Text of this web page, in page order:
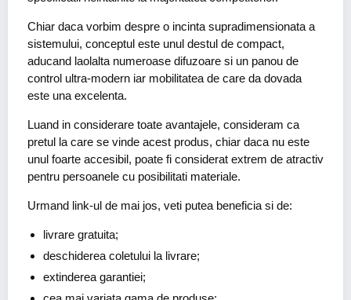
Chiar daca vorbim despre o incinta supradimensionata a
sistemului, conceptul este unul destul de compact,
aducand laolalta numeroase difuzoare si un panou de
control ultra-modern iar mobilitatea de care da dovada
este una excelenta.
Luand in considerare toate avantajele, consideram ca
pretul la care se vinde acest produs, chiar daca nu este
unul foarte accesibil, poate fi considerat extrem de atractiv
pentru persoanele cu posibilitati materiale.
Urmand link-ul de mai jos, veti putea beneficia si de:
livrare gratuita;
deschiderea coletului la livrare;
extinderea garantiei;